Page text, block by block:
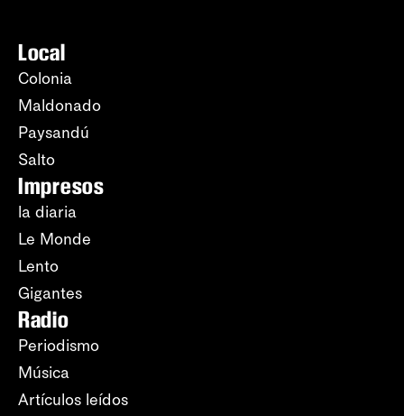
Local
Colonia
Maldonado
Paysandú
Salto
Impresos
la diaria
Le Monde
Lento
Gigantes
Radio
Periodismo
Música
Artículos leídos